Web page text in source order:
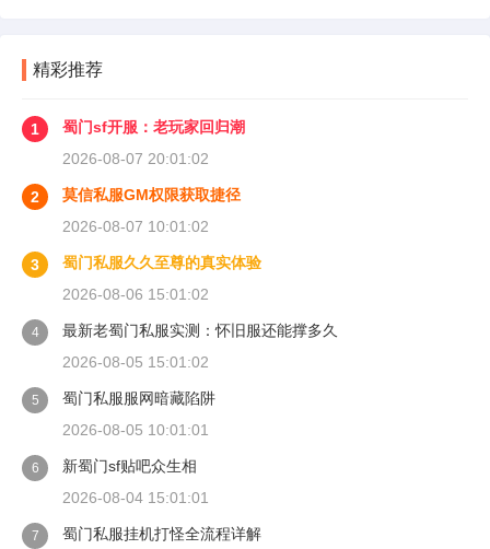
精彩推荐
1
蜀门sf开服：老玩家回归潮
2026-08-07 20:01:02
2
莫信私服GM权限获取捷径
2026-08-07 10:01:02
3
蜀门私服久久至尊的真实体验
2026-08-06 15:01:02
4
最新老蜀门私服实测：怀旧服还能撑多久
2026-08-05 15:01:02
5
蜀门私服服网暗藏陷阱
2026-08-05 10:01:01
6
新蜀门sf贴吧众生相
2026-08-04 15:01:01
7
蜀门私服挂机打怪全流程详解